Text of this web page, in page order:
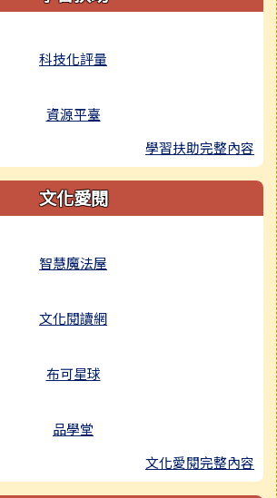
科技化評量
資源平臺
學習扶助完整內容
文化愛閱
智慧魔法屋
文化閱讀網
布可星球
品學堂
文化愛閱完整內容